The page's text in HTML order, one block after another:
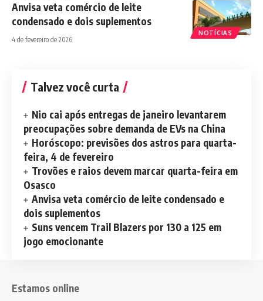
NOTÍCIAS
Anvisa veta comércio de leite
condensado e dois suplementos
4 de fevereiro de 2026
Talvez você curta
Nio cai após entregas de janeiro levantarem
preocupações sobre demanda de EVs na China
Horóscopo: previsões dos astros para quarta-
feira, 4 de fevereiro
Trovões e raios devem marcar quarta-feira em
Osasco
Anvisa veta comércio de leite condensado e
dois suplementos
Suns vencem Trail Blazers por 130 a 125 em
jogo emocionante
Estamos online